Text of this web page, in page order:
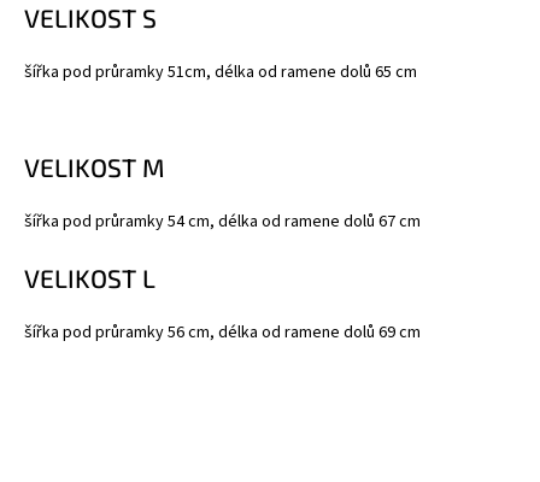
VELIKOST S
šířka pod průramky 51cm, délka od ramene dolů 65 cm
VELIKOST M
šířka pod průramky 54 cm, délka od ramene dolů 67 cm
VELIKOST L
šířka pod průramky 56 cm, délka od ramene dolů 69 cm